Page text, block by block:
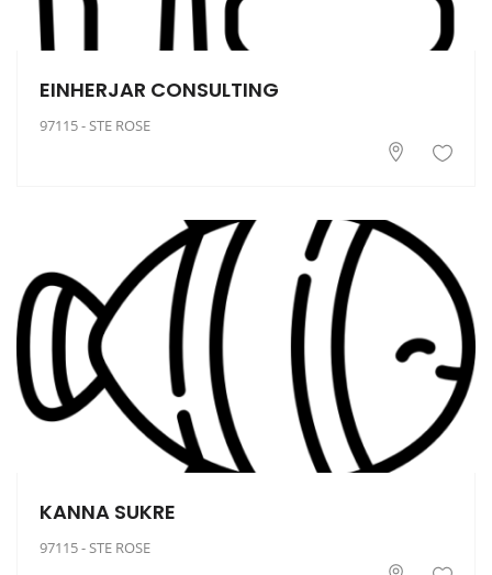
EINHERJAR CONSULTING
97115 - STE ROSE
KANNA SUKRE
97115 - STE ROSE